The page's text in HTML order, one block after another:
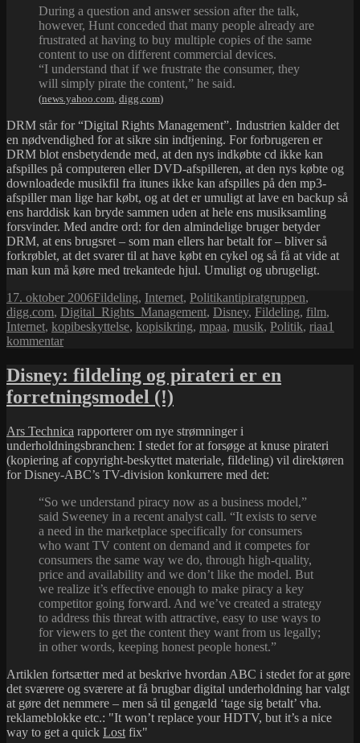
During a question and answer session after the talk,
however, Hunt conceded that many people already are
frustrated at having to buy multiple copies of the same
content to use on different commercial devices.
“I understand that if we frustrate the consumer, they
will simply pirate the content,” he said.
(news.yahoo.com, digg.com)
DRM står for “Digital Rights Management”. Industrien kalder det
en nødvendighed for at sikre sin indtjening. For forbrugeren er
DRM blot ensbetydende med, at den nys indkøbte cd ikke kan
afspilles på computeren eller DVD-afspilleren, at den nys købte og
downloadede musikfil fra itunes ikke kan afspilles på den mp3-
afspiller man lige har købt, og at det er umuligt at lave en backup så
ens harddisk kan bryde sammen uden at hele ens musiksamling
forsvinder. Med andre ord: for den almindelige bruger betyder
DRM, at ens brugsret – som man ellers har betalt for – bliver så
forkrøblet, at det svarer til at have købt en cykel og så få at vide at
man kun må køre med trekantede hjul. Umuligt og ubrugeligt.
Udgivet
i
17. oktober 2006Kategorier
Fildeling, Internet, PolitikTags
antipiratgruppen,
digg.com, Digital_Rights_Management, Disney, Fildeling, film,
Internet, kopibeskyttelse, kopisikring, mpaa, musik, Politik, riaa1
kommentartil
mon
virker
bedst:
sagsanlæg
eller
lidt
selvransagelse?
Disney: fildeling og pirateri er en
forretningsmodel (!)
Ars Technica rapporterer om nye strømninger i
underholdningsbranchen: I stedet for at forsøge at knuse pirateri
(kopiering af copyright-beskyttet materiale, fildeling) vil direktøren
for Disney-ABC’s TV-division konkurrere med det:
“So we understand piracy now as a business model,”
said Sweeney in a recent analyst call. “It exists to serve
a need in the marketplace specifically for consumers
who want TV content on demand and it competes for
consumers the same way we do, through high-quality,
price and availability and we don’t like the model. But
we realize it’s effective enough to make piracy a key
competitor going forward. And we’ve created a strategy
to address this threat with attractive, easy to use ways to
for viewers to get the content they want from us legally;
in other words, keeping honest people honest.”
Artiklen fortsætter med at beskrive hvordan ABC i stedet for at gøre
det sværere og sværere at få brugbar digital underholdning har valgt
at gøre det nemmere – men så til gengæld ‘tage sig betalt’ vha.
reklameblokke etc.:
It won’t replace your HDTV, but it’s a nice
way to get a quick Lost fix